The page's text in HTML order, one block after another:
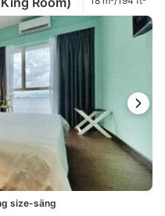
via hiss
size-säng